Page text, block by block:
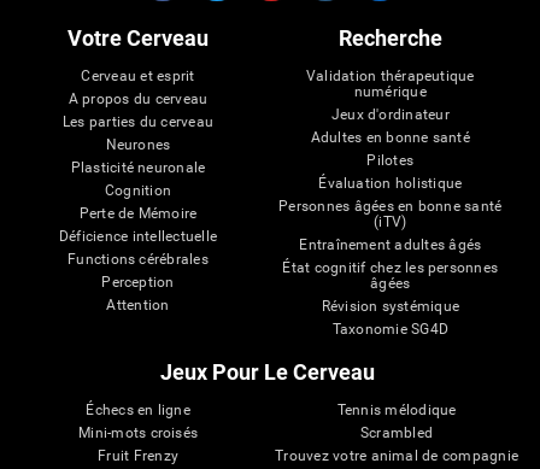
Votre Cerveau
Cerveau et esprit
A propos du cerveau
Les parties du cerveau
Neurones
Plasticité neuronale
Cognition
Perte de Mémoire
Déficience intellectuelle
Functions cérébrales
Perception
Attention
Recherche
Validation thérapeutique
numérique
Jeux d'ordinateur
Adultes en bonne santé
Pilotes
Évaluation holistique
Personnes âgées en bonne santé
(iTV)
Entraînement adultes âgés
État cognitif chez les personnes
âgées
Révision systémique
Taxonomie SG4D
Jeux Pour Le Cerveau
Échecs en ligne
Mini-mots croisés
Fruit Frenzy
Tennis mélodique
Scrambled
Trouvez votre animal de compagnie